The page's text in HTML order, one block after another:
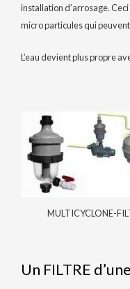
installation d’arrosage.
micro particules qui
L’eau devient plus propre
MULTICYCLONE-
Un FILTRE